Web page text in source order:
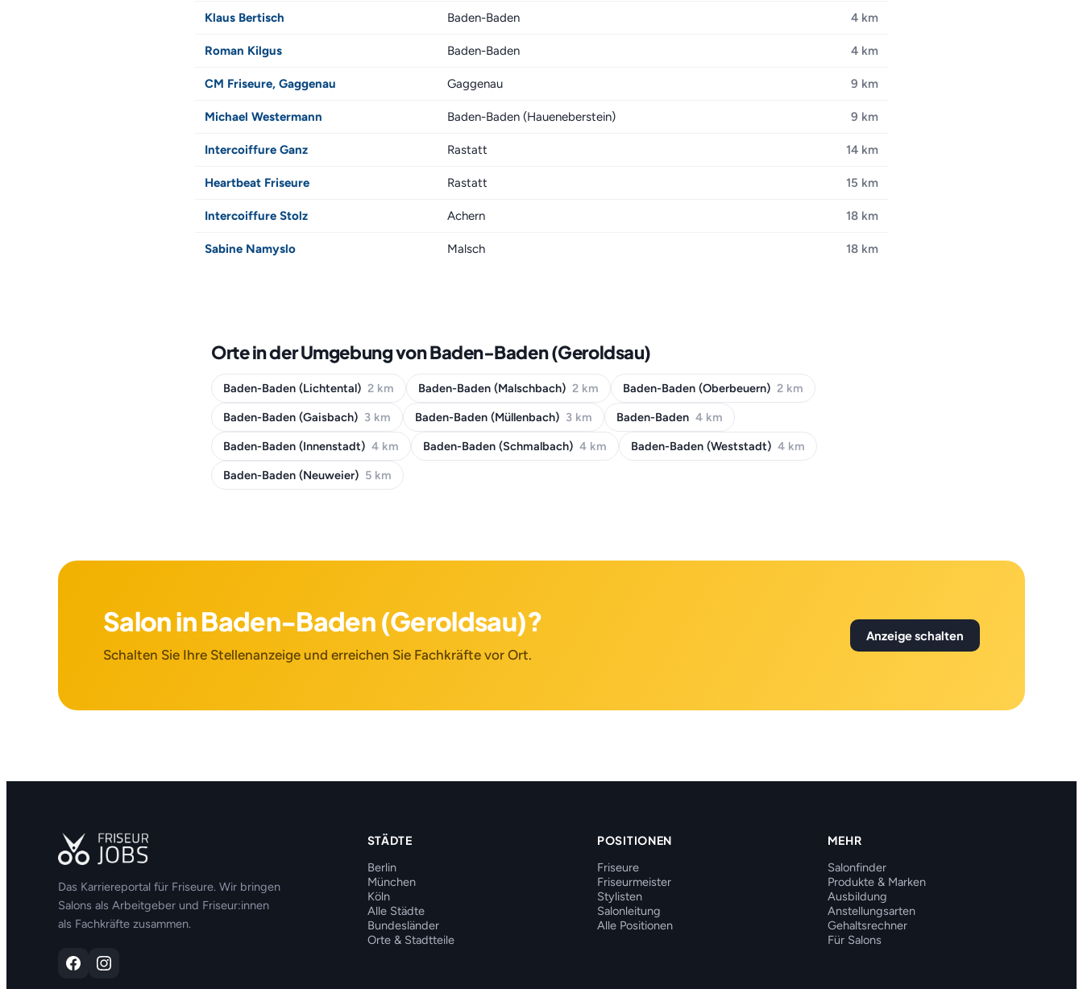
Klaus Bertisch Baden-Baden 4 km
Roman Kilgus Baden-Baden 4 km
CM Friseure, Gaggenau Gaggenau 9 km
Michael Westermann Baden-Baden (Haueneberstein) 9 km
Intercoiffure Ganz Rastatt 14 km
Heartbeat Friseure Rastatt 15 km
Intercoiffure Stolz Achern 18 km
Sabine Namyslo Malsch 18 km
Orte in der Umgebung von Baden-Baden (Geroldsau)
Baden-Baden (Lichtental) 2 km Baden-Baden (Malschbach) 2 km Baden-Baden (Oberbeuern) 2 km
Baden-Baden (Gaisbach) 3 km Baden-Baden (Müllenbach) 3 km Baden-Baden 4 km
Baden-Baden (Innenstadt) 4 km Baden-Baden (Schmalbach) 4 km Baden-Baden (Weststadt) 4 km
Baden-Baden (Neuweier) 5 km
Salon in Baden-Baden (Geroldsau)?
Schalten Sie Ihre Stellenanzeige und erreichen Sie Fachkräfte vor Ort.
Anzeige schalten
Das Karriereportal für Friseure. Wir bringen
Salons als Arbeitgeber und Friseur:innen
als Fachkräfte zusammen.
STÄDTE
Berlin
München
Köln
Alle Städte
Bundesländer
Orte & Stadtteile
POSITIONEN
Friseure
Friseurmeister
Stylisten
Salonleitung
Alle Positionen
MEHR
Salonfinder
Produkte & Marken
Ausbildung
Anstellungsarten
Gehaltsrechner
Für Salons